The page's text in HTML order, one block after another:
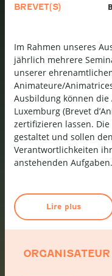
BREVET(S) B
Im Rahmen unseres
jährlich mehrere
unserer
Animateure/
Ausbildung können die
Luxemburg (Brevet
zertifizieren lassen.
gestaltet und sollen
Verantwortlichkeiten
anstehenden
Lire plus
ORGANISATEUR